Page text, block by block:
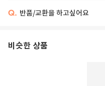
Q. 반품/교환을 하고싶어요
비슷한 상품